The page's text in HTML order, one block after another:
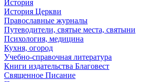
История
История Церкви
Православные журналы
Путеводители, святые места, святыни
Психология, медицина
Кухня, огород
Учебно-справочная литература
Книги издательства Благовест
Священное Писание